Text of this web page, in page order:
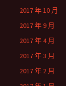
2017 年 10 月
2017 年 9 月
2017 年 4 月
2017 年 3 月
2017 年 2 月